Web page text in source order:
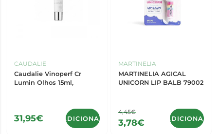
CAUDALIE
Caudalie Vinoperf Cr
Lumin Olhos 15ml,
31,95€ ADICIONAR
MARTINELIA
MARTINELIA AGICAL
UNICORN LIP BALB 79002
4,45€
3,78€ ADICIONAR